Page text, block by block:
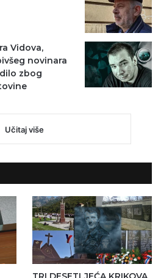
Vidova,
novinara
zbog
Učitaj više